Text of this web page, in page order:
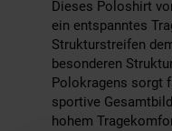
Dieses Poloshirt
ein entspanntes
Strukturstreifen
besonderen
Polokragens sorgt
sportive
hohem